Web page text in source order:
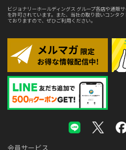
ビジョナリーホールディングス グループ各店や通販
を許可されています。また、当社の取り扱いコンタ
ておりますので、ぜひご利用ください。
会員サービス